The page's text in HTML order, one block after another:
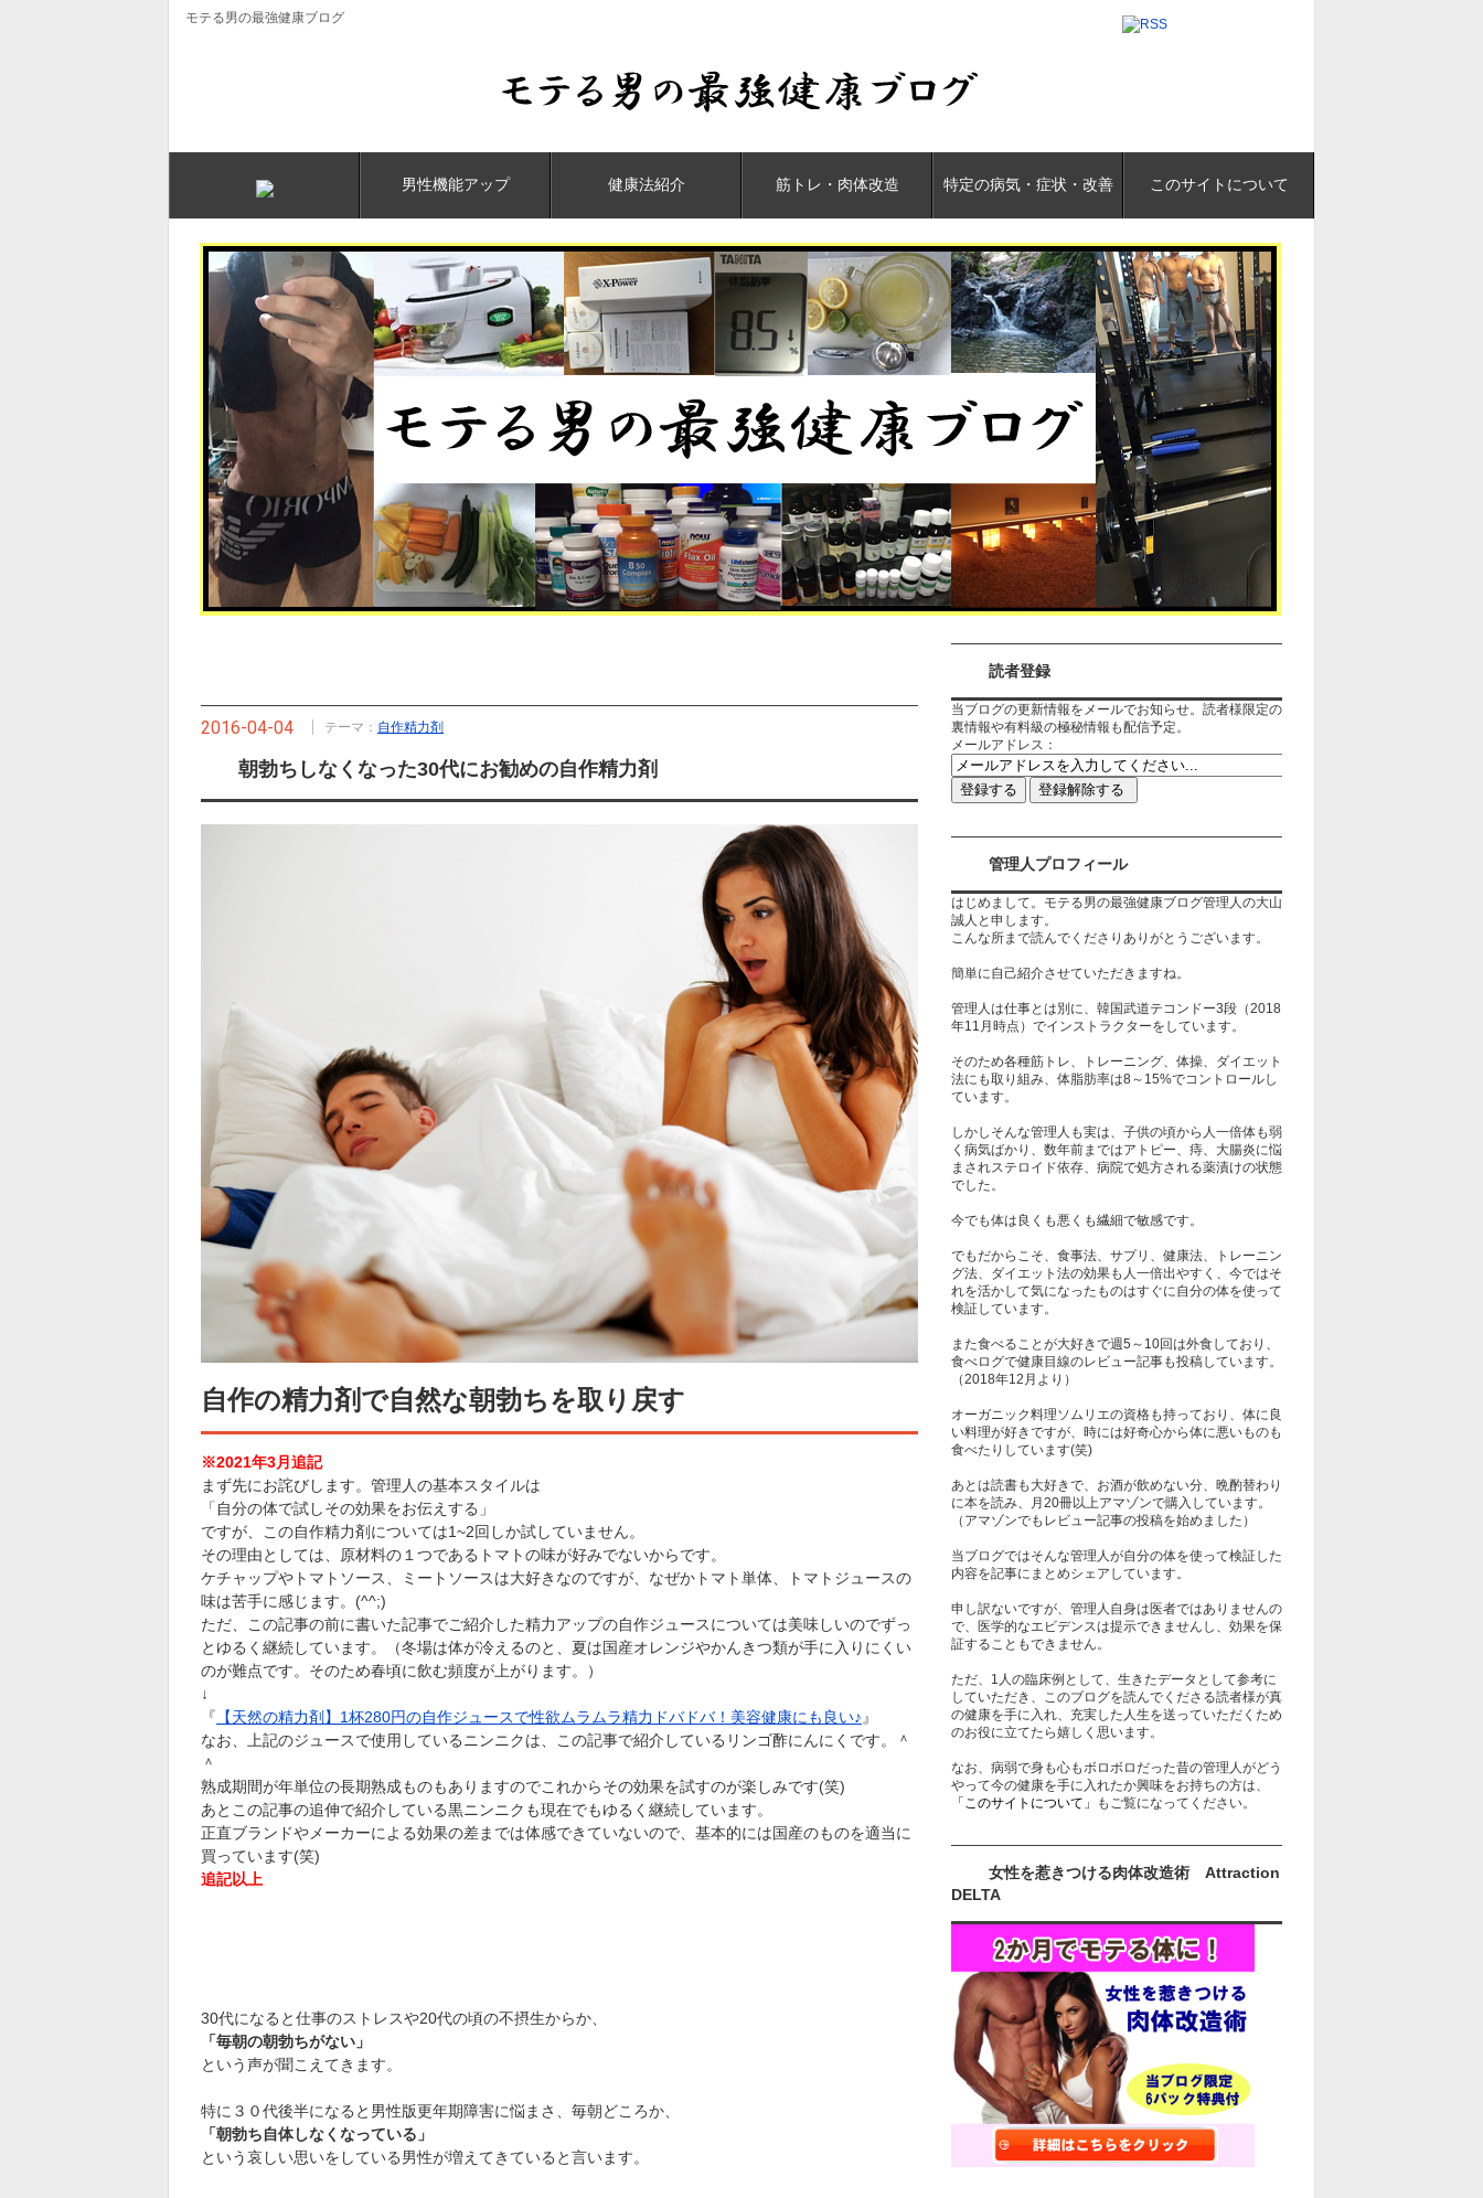
モテる男の最強健康ブログ
男性機能アップ 健康法紹介 筋トレ・肉体改造 特定の病気・症状・改善 このサイトについて
朝勃ちしなくなった30代にお勧めの自作精力剤
2016-04-04 テーマ： 自作精力剤
自作の精力剤で自然な朝勃ちを取り戻す
※2021年3月追記
まず先にお詫びします。管理人の基本スタイルは
「自分の体で試しその効果をお伝えする」
ですが、この自作精力剤については1~2回しか試していません。
その理由としては、原材料の１つであるトマトの味が好みでないからです。
ケチャップやトマトソース、ミートソースは大好きなのですが、なぜかトマト単体、トマトジュースの
味は苦手に感じます。(^^;)
ただ、この記事の前に書いた記事でご紹介した精力アップの自作ジュースについては美味しいのでずっ
とゆるく継続しています。（冬場は体が冷えるのと、夏は国産オレンジやかんきつ類が手に入りにくい
のが難点です。そのため春頃に飲む頻度が上がります。）
↓
『 【天然の精力剤】1杯280円の自作ジュースで性欲ムラムラ精力ドバドバ！美容健康にも良い♪ 』
なお、上記のジュースで使用しているニンニクは、この記事で紹介しているリンゴ酢にんにくです。＾
＾
熟成期間が年単位の長期熟成ものもありますのでこれからその効果を試すのが楽しみです(笑)
あとこの記事の追伸で紹介している黒ニンニクも現在でもゆるく継続しています。
正直ブランドやメーカーによる効果の差までは体感できていないので、基本的には国産のものを適当に
買っています(笑)
追記以上
30代になると仕事のストレスや20代の頃の不摂生からか、
「毎朝の朝勃ちがない」
という声が聞こえてきます。
特に３０代後半になると男性版更年期障害に悩まさ、毎朝どころか、
「朝勃ち自体しなくなっている」
という哀しい思いをしている男性が増えてきていると言います。
読者登録
当ブログの更新情報をメールでお知らせ。読者様限定の
裏情報や有料級の極秘情報も配信予定。
メールアドレス：
管理人プロフィール
はじめまして。モテる男の最強健康ブログ管理人の大山
誠人と申します。
こんな所まで読んでくださりありがとうございます。
簡単に自己紹介させていただきますね。
管理人は仕事とは別に、韓国武道テコンドー3段（2018
年11月時点）でインストラクターをしています。
そのため各種筋トレ、トレーニング、体操、ダイエット
法にも取り組み、体脂肪率は8～15%でコントロールし
ています。
しかしそんな管理人も実は、子供の頃から人一倍体も弱
く病気ばかり、数年前まではアトピー、痔、大腸炎に悩
まされステロイド依存、病院で処方される薬漬けの状態
でした。
今でも体は良くも悪くも繊細で敏感です。
でもだからこそ、食事法、サプリ、健康法、トレーニン
グ法、ダイエット法の効果も人一倍出やすく、今ではそ
れを活かして気になったものはすぐに自分の体を使って
検証しています。
また食べることが大好きで週5～10回は外食しており、
食べログで健康目線のレビュー記事も投稿しています。
（2018年12月より）
オーガニック料理ソムリエの資格も持っており、体に良
い料理が好きですが、時には好奇心から体に悪いものも
食べたりしています(笑)
あとは読書も大好きで、お酒が飲めない分、晩酌替わり
に本を読み、月20冊以上アマゾンで購入しています。
（アマゾンでもレビュー記事の投稿を始めました）
当ブログではそんな管理人が自分の体を使って検証した
内容を記事にまとめシェアしています。
申し訳ないですが、管理人自身は医者ではありませんの
で、医学的なエビデンスは提示できませんし、効果を保
証することもできません。
ただ、1人の臨床例として、生きたデータとして参考に
していただき、このブログを読んでくださる読者様が真
の健康を手に入れ、充実した人生を送っていただくため
のお役に立てたら嬉しく思います。
なお、病弱で身も心もボロボロだった昔の管理人がどう
やって今の健康を手に入れたか興味をお持ちの方は、
「このサイトについて」
もご覧になってください。
女性を惹きつける肉体改造術 Attraction
DELTA